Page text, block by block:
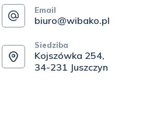
Email
biuro@wibako.pl
Siedziba
Kojszówka 254,
34-231 Juszczyn